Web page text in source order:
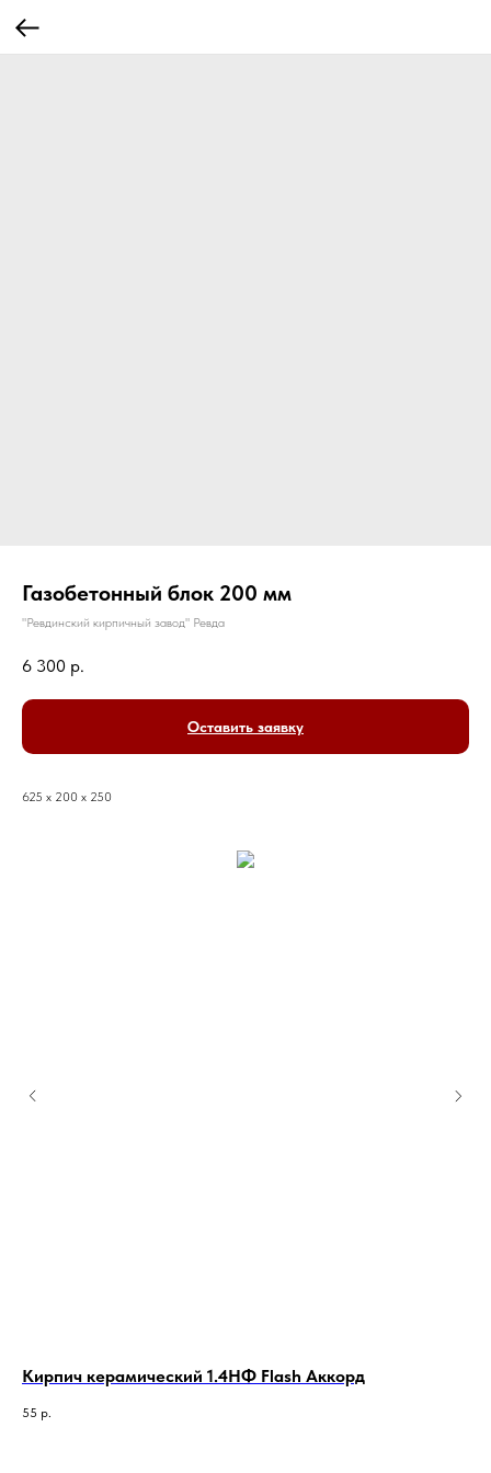
Газобетонный блок 200 мм
"Ревдинский кирпичный завод" Ревда
6 300 р.
Оставить заявку
625 x 200 x 250
Кирпич керамический 1.4НФ Flash Аккорд
55 р.